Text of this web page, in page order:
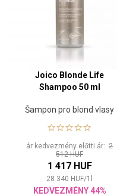
Joico Blonde Life
Shampoo 50 ml
Šampon pro blond vlasy
ár kedvezmény előtti ár: 2
512 HUF
1 417 HUF
28 340 HUF/1
KEDVEZMÉNY 44%